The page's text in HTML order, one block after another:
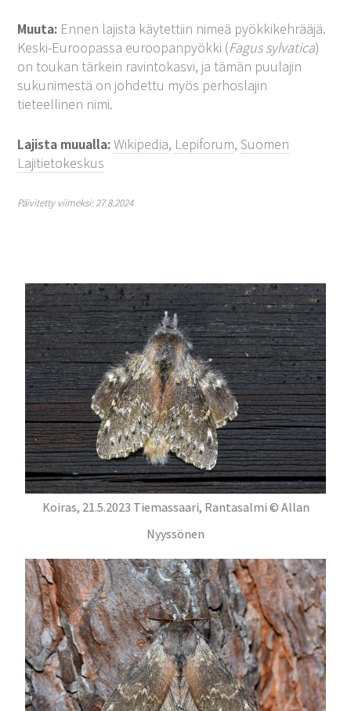
Muuta: Ennen lajista käytettiin nimeä pyökkikehrääjä.
Keski-Euroopassa euroopanpyökki (Fagus sylvatica)
on toukan tärkein ravintokasvi, ja tämän puulajin
sukunimestä on johdettu myös perhoslajin
tieteellinen nimi.
Lajista muualla:Wikipedia, Lepiforum,Suomen
Lajitietokeskus
Päivitetty viimeksi: 27.8.2024
Koiras, 21.5.2023 Tiemassaari, Rantasalmi © Allan
Nyyssönen